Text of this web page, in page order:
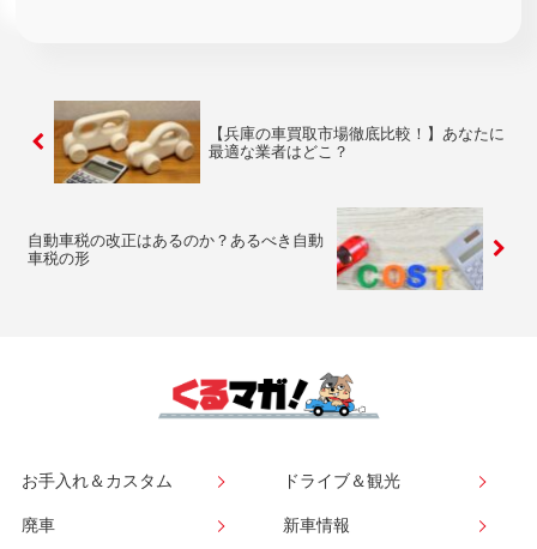
【兵庫の車買取市場徹底比較！】あなたに
最適な業者はどこ？
自動車税の改正はあるのか？あるべき自動
車税の形
お手入れ＆カスタム ドライブ＆観光
廃車 新車情報